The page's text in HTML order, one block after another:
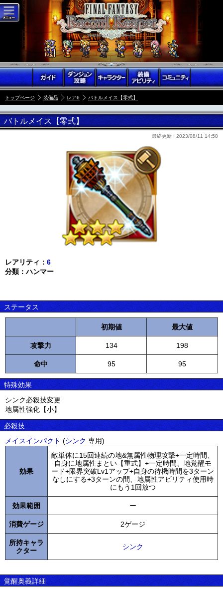
トップページ 装備品 レア6 バトルメイス【零式】
バトルメイス【零式】
最終更新 : 2023/08/11 14:58
レアリティ： 6
分類：ハンマー
ステータス
初期値 最大値
攻撃力 134 198
命中 95 95
特殊効果
シンク必殺技変更
地属性強化【小】
必殺技
メイスインパクト (シンク 専用)
効果
敵単体に15回連続の地&無属性物理攻撃+一定時間、
自身に地属性まとい【重式】+一定時間、地覚醒モ
ード+限界突破Lv1アップ+自身の待機時間を3ターン
なしにする+3ターンの間、地属性アビリティ使用時
にもう1回放つ
効果範囲 ー
消費ゲージ 2ゲージ
所持キャラ
クター
シンク
覚醒奥義詳細